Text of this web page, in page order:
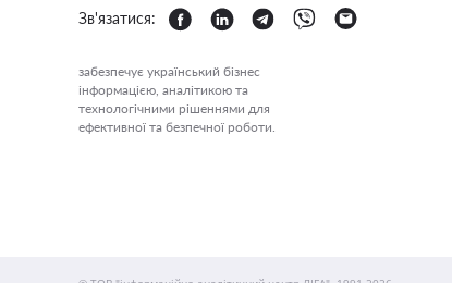
Зв'язатися:
забезпечує український бізнес
інформацією, аналітикою та
технологічними рішеннями для
ефективної та безпечної роботи.